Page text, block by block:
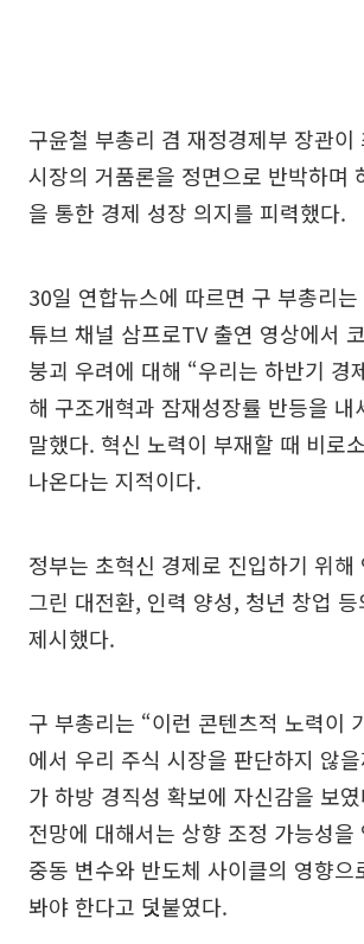
구윤철 부총리 겸 재정경제부 장관이
시장의 거품론을 정면으로 반박하며
을 통한 경제 성장 의지를 피력했다.
30일 연합뉴스에 따르면 구 부총리
튜브 채널 삼프로TV 출연 영상에서
붕괴 우려에 대해 “우리는 하반기 경
해 구조개혁과 잠재성장률 반등을 내
말했다. 혁신 노력이 부재할 때 비로
나온다는 지적이다.
정부는 초혁신 경제로 진입하기 위해
그린 대전환, 인력 양성, 청년 창업
제시했다.
구 부총리는 “이런 콘텐츠적 노력이
에서 우리 주식 시장을 판단하지 않
가 하방 경직성 확보에 자신감을 보
전망에 대해서는 상향 조정 가능성을
중동 변수와 반도체 사이클의 영향으
봐야 한다고 덧붙였다.